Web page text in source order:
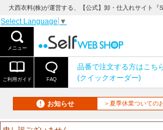
大西衣料(株)が運営する、【公式】卸・仕入れサイト『
Select Language ▼
メニュー
ご利用ガイド FAQ
品番で注文する方はこち
(クイックオーダー)
お知らせ ＞夏季休業ついての